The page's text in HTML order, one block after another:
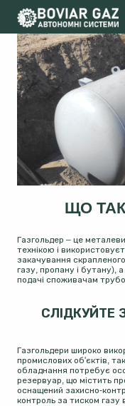
ЩО
Газгольдер – це
технікою і
закачування
газу, пропану і бутану),
подачі споживачам
СЛІДКУЙТЕ
Газгольдери широко
промислових об'єктів,
обладнання потребує
резервуар, що містить
оснащений захисно-
контроль за тиском газу